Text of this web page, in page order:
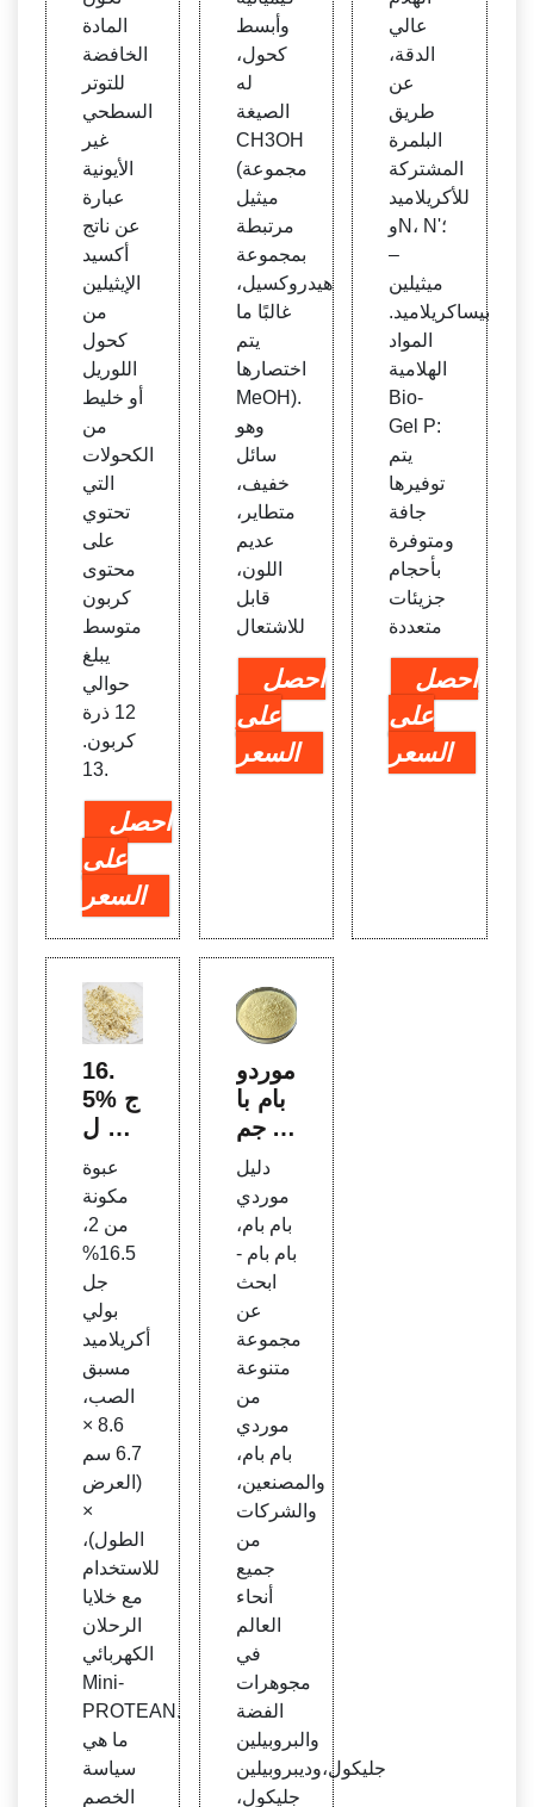
المادة
الخافضة
للتوتر
السطحي
غير
الأيونية
عبارة
عن ناتج
أكسيد
الإيثيلين
من
كحول
اللوريل
أو خليط
من
الكحولات
التي
تحتوي
على
محتوى
كربون
متوسط
يبلغ
حوالي
12 ذرة
كربون.
13.
احصل
على
السعر
وأبسط
كحول،
له
الصيغة
CH3OH
(مجموعة
ميثيل
مرتبطة
بمجموعة
هيدروكسيل،
غالبًا ما
يتم
اختصارها
MeOH).
وهو
سائل
خفيف،
متطاير،
عديم
اللون،
قابل
للاشتعال
احصل
على
السعر
عالي
الدقة،
عن
طريق
البلمرة
المشتركة
للأكريلاميد
وN، N'؛
–
ميثيلين
بيساكريلاميد.
المواد
الهلامية
Bio-
Gel P:
يتم
توفيرها
جافة
ومتوفرة
بأحجام
جزيئات
متعددة
احصل
على
السعر
16.
5% ج
ل Mi
ROT
EAN
® Tri
s-Tri
cine،
15 عب
وة، 1
5 ميك
رولتر
#456
3066
| أبحا
ث عل
وم ال
حياة |
Bio-
Rad
عبوة
مكونة
من 2،
16.5%
جل
بولي
أكريلاميد
مسبق
الصب،
8.6 ×
6.7 سم
(العرض
×
الطول)،
للاستخدام
مع خلايا
الرحلان
الكهربائي
Mini-
PROTEAN.
ما هي
سياسة
الخصم
موردو
بام با
م، جم
يع مو
ردي ب
ام بام
عالي
الجود
دليل
موردي
بام بام،
بام بام -
ابحث
عن
مجموعة
متنوعة
من
موردي
بام بام،
والمصنعين،
والشركات
من
جميع
أنحاء
العالم
في
مجوهرات
الفضة
والبروبيلين
جليكول،وديبروبيلين
جليكول،